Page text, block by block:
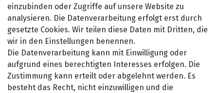
Kontakt
einzubinden oder Zugriffe auf unsere Website zu
analysieren. Die Datenverarbeitung erfolgt erst durch
gesetzte Cookies. Wir teilen diese Daten mit Dritten, die
wir in den Einstellungen benennen.
Die Datenverarbeitung kann mit Einwilligung oder
aufgrund eines berechtigten Interesses erfolgen. Die
Zustimmung kann erteilt oder abgelehnt werden. Es
besteht das Recht, nicht einzuwilligen und die